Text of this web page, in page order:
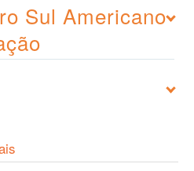
Sul Americano